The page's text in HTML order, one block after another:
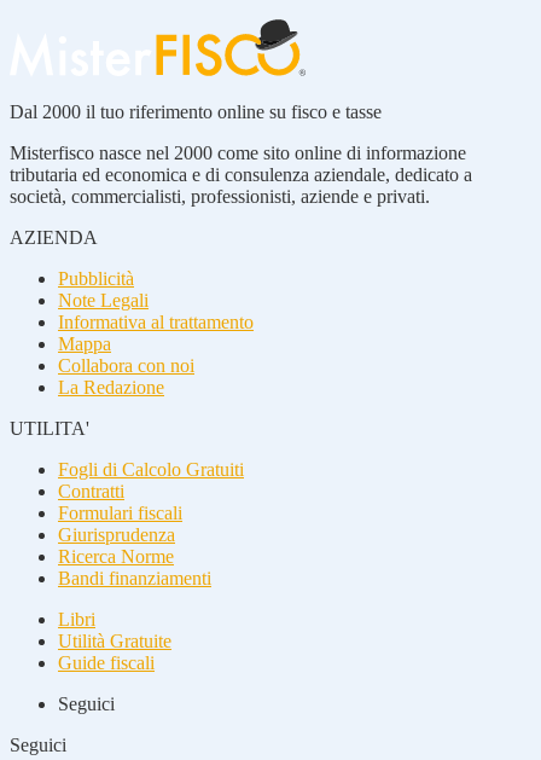
Dal 2000 il tuo riferimento online su fisco e tasse
Misterfisco nasce nel 2000 come sito online di informazione
tributaria ed economica e di consulenza aziendale, dedicato a
società, commercialisti, professionisti, aziende e privati.
AZIENDA
Pubblicità
Note Legali
Informativa al trattamento
Mappa
Collabora con noi
La Redazione
UTILITA'
Fogli di Calcolo Gratuiti
Contratti
Formulari fiscali
Giurisprudenza
Ricerca Norme
Bandi finanziamenti
Libri
Utilità Gratuite
Guide fiscali
Seguici
Seguici